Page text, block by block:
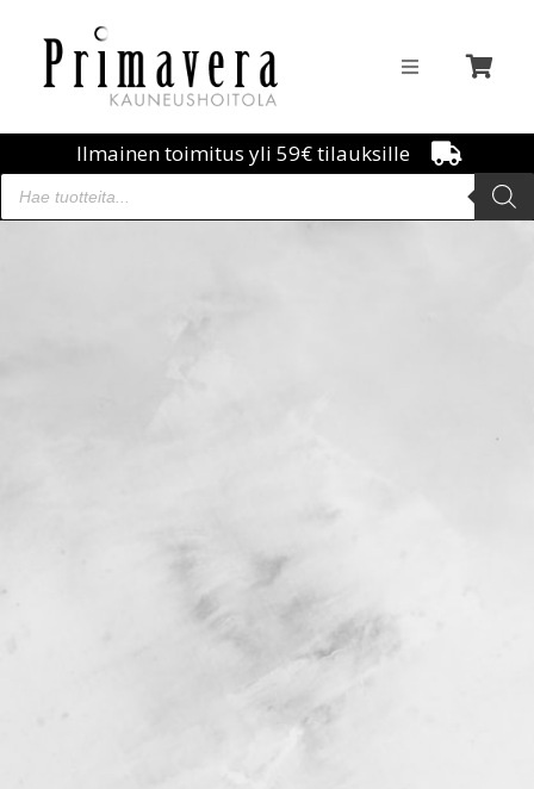
Ilmainen toimitus yli 59€ tilauksille